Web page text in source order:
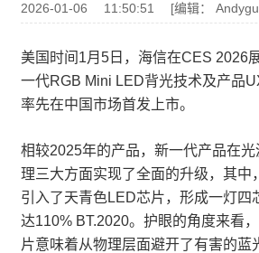
2026-01-06 11:50:51 [编辑：
美国时间1月5日，海信在CES 2026
一代RGB Mini LED背光技术及产品
率先在中国市场首发上市。
相较2025年的产品，新一代产品在
理三大方面实现了全面的升级，其中
引入了天青色LED芯片，形成一灯四
达110% BT.2020。护眼的角度来看
片意味着从物理层面避开了有害的蓝